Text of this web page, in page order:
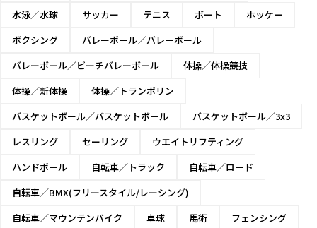
水泳／水球
サッカー テニス ボート
ホッケー
ボクシング
バレーボール／バレーボール
バレーボール／ビーチバレーボール
体操／体操競技
体操／新体操
体操／トランポリン
バスケットボール／バスケットボール
バスケットボール／3x3
レスリング
セーリング
ウエイトリフティング
ハンドボール
自転車／トラック
自転車／ロード
自転車／BMX(フリースタイル/レーシング)
自転車／マウンテンバイク
卓球 馬術
フェンシング